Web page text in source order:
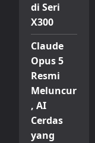
di Seri
X300
Claude
Opus 5
Resmi
Meluncur
, AI
Cerdas
yang